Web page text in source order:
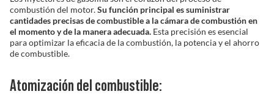
combustión del motor.Su función principal es suministrar
cantidades precisas de combustible a la cámara de combustión en
el momento y de la manera adecuada.Esta precisión es esencial
para optimizar la eficacia de la combustión, la potencia y el ahorro
de combustible.
Atomización del combustible: